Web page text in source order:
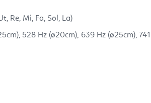
Re, Mi, Fa, Sol, La)
528 Hz (ø20cm), 639 Hz (ø25cm), 741